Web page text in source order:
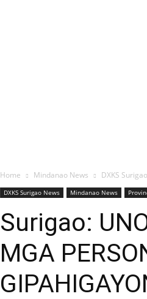
Home Mindanao News DXKS
DXKS Surigao News Mindanao News
Surigao:
MGA